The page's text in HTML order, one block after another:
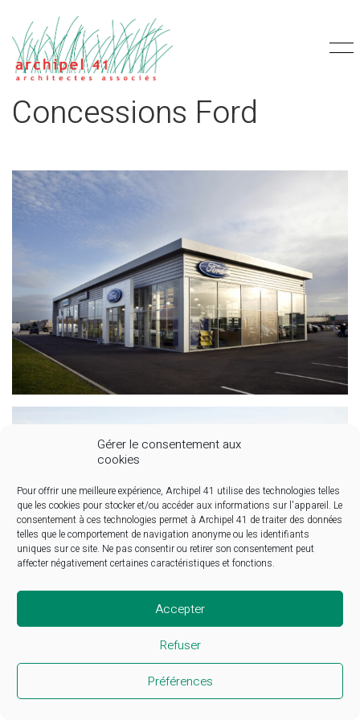
Gérer le consentement aux
cookies
Pour offrir une meilleure expérience, Archipel 41 utilise des technologies telles
que les cookies pour stocker et/ou accéder aux informations sur l'appareil. Le
consentement à ces technologies permet à Archipel 41 de traiter des données
telles que le comportement de navigation anonyme ou les identifiants
uniques sur ce site. Ne pas consentir ou retirer son consentement peut
affecter négativement certaines caractéristiques et fonctions.
Accepter
Refuser
Préférences
Concessions Ford
Facebook Instagram LinkedIn
© Copyright 2025. All Rights Reserved